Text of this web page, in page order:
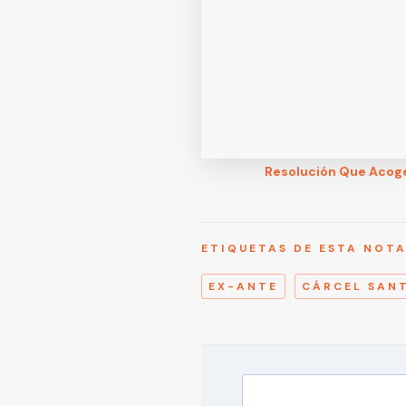
Resolución Que
ETIQUETAS DE ESTA NOTA
EX-ANTE CÁRCEL